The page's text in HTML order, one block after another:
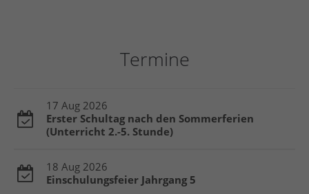
Lorem ipsum dolor sit amet, consectetuer adipiscing
elit.
Aenean commodo ligula eget dolor. Aenean massa.
parturient montes, nascetur ridiculus mus. Donec
quam felis, ultricies nec.
Termine
17 Aug 2026
Erster Schultag nach den Sommerferien
(Unterricht 2.-5. Stunde)
18 Aug 2026
Einschulungsfeier Jahrgang 5